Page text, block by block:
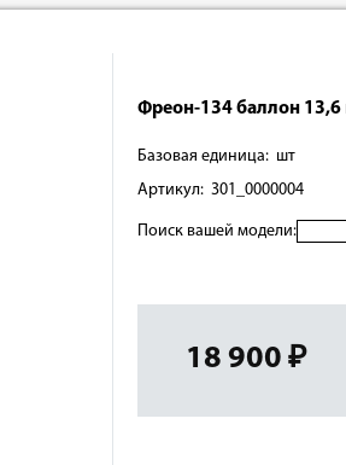
Фреон-134 баллон 13,6
Базовая единица: шт
Артикул: 301_0000004
Поиск вашей модели:
18 900 ₽